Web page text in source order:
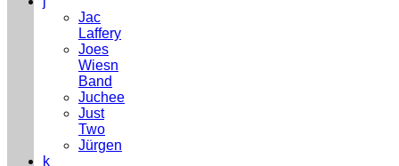
Jac
Laffery
Joes
Wiesn
Band
Juchee
Just
Two
Jürgen
k